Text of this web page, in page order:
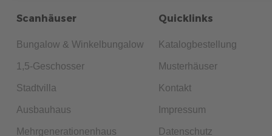
Scanhäuser
Bungalow & Winkelbungalow
1,5-Geschosser
Stadtvilla
Ausbauhaus
Mehrgenerationenhaus
Quicklinks
Katalogbestellung
Musterhäuser
Kontakt
Impressum
Datenschutz